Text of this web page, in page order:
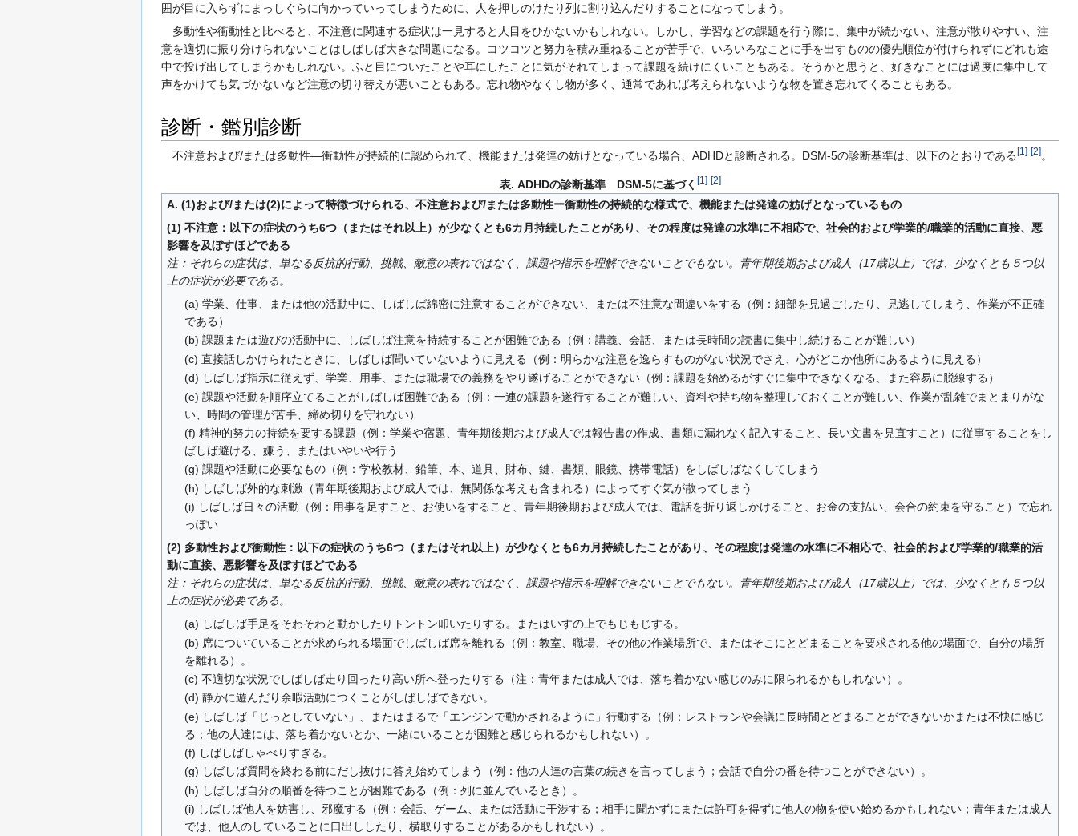
囲が目に入らずにまっしぐらに向かっていってしまうために、人を押しのけたり列に割り込んだりすることになってしまう。
多動性や衝動性と比べると、不注意に関連する症状は一見すると人目をひかないかもしれない。しかし、学習などの課題を行う際に、集中が続かない、注意が散りやすい、注
意を適切に振り分けられないことはしばしば大きな問題になる。コツコツと努力を積み重ねることが苦手で、いろいろなことに手を出すものの優先順位が付けられずにどれも途
中で投げ出してしまうかもしれない。ふと目についたことや耳にしたことに気がそれてしまって課題を続けにくいこともある。そうかと思うと、好きなことには過度に集中して
声をかけても気づかないなど注意の切り替えが悪いこともある。忘れ物やなくし物が多く、通常であれば考えられないような物を置き忘れてくることもある。
診断・鑑別診断
不注意および/または多動性―衝動性が持続的に認められて、機能または発達の妨げとなっている場合、ADHDと診断される。DSM-5の診断基準は、以下のとおりである [1 ] [2] 。
表. ADHDの診断基準 DSM-5に基づく [1 ] [2]
A. (1)および/または(2)によって特徴づけられる、不注意および/または多動性ー衝動性の持続的な様式で、機能または発達の妨げとなっているもの
(1) 不注意：以下の症状のうち6つ（またはそれ以上）が少なくとも6カ月持続したことがあり、その程度は発達の水準に不相応で、社会的および学業的/職業的活動に直接、悪
影響を及ぼすほどである
注：それらの症状は、単なる反抗的行動、挑戦、敵意の表れではなく、課題や指示を理解できないことでもない。青年期後期および成人（17歳以上）では、少なくとも５つ以
上の症状が必要である。
(a) 学業、仕事、または他の活動中に、しばしば綿密に注意することができない、または不注意な間違いをする（例：細部を見過ごしたり、見逃してしまう、作業が不正確
である）
(b) 課題または遊びの活動中に、しばしば注意を持続することが困難である（例：講義、会話、または長時間の読書に集中し続けることが難しい）
(c) 直接話しかけられたときに、しばしば聞いていないように見える（例：明らかな注意を逸らすものがない状況でさえ、心がどこか他所にあるように見える）
(d) しばしば指示に従えず、学業、用事、または職場での義務をやり遂げることができない（例：課題を始めるがすぐに集中できなくなる、また容易に脱線する）
(e) 課題や活動を順序立てることがしばしば困難である（例：一連の課題を遂行することが難しい、資料や持ち物を整理しておくことが難しい、作業が乱雑でまとまりがな
い、時間の管理が苦手、締め切りを守れない）
(f) 精神的努力の持続を要する課題（例：学業や宿題、青年期後期および成人では報告書の作成、書類に漏れなく記入すること、長い文書を見直すこと）に従事することをし
ばしば避ける、嫌う、またはいやいや行う
(g) 課題や活動に必要なもの（例：学校教材、鉛筆、本、道具、財布、鍵、書類、眼鏡、携帯電話）をしばしばなくしてしまう
(h) しばしば外的な刺激（青年期後期および成人では、無関係な考えも含まれる）によってすぐ気が散ってしまう
(i) しばしば日々の活動（例：用事を足すこと、お使いをすること、青年期後期および成人では、電話を折り返しかけること、お金の支払い、会合の約束を守ること）で忘れ
っぽい
(2) 多動性および衝動性：以下の症状のうち6つ（またはそれ以上）が少なくとも6カ月持続したことがあり、その程度は発達の水準に不相応で、社会的および学業的/職業的活
動に直接、悪影響を及ぼすほどである
注：それらの症状は、単なる反抗的行動、挑戦、敵意の表れではなく、課題や指示を理解できないことでもない。青年期後期および成人（17歳以上）では、少なくとも５つ以
上の症状が必要である。
(a) しばしば手足をそわそわと動かしたりトントン叩いたりする。またはいすの上でもじもじする。
(b) 席についていることが求められる場面でしばしば席を離れる（例：教室、職場、その他の作業場所で、またはそこにとどまることを要求される他の場面で、自分の場所
を離れる）。
(c) 不適切な状況でしばしば走り回ったり高い所へ登ったりする（注：青年または成人では、落ち着かない感じのみに限られるかもしれない）。
(d) 静かに遊んだり余暇活動につくことがしばしばできない。
(e) しばしば「じっとしていない」、またはまるで「エンジンで動かされるように」行動する（例：レストランや会議に長時間とどまることができないかまたは不快に感じ
る；他の人達には、落ち着かないとか、一緒にいることが困難と感じられるかもしれない）。
(f) しばしばしゃべりすぎる。
(g) しばしば質問を終わる前にだし抜けに答え始めてしまう（例：他の人達の言葉の続きを言ってしまう；会話で自分の番を待つことができない）。
(h) しばしば自分の順番を待つことが困難である（例：列に並んでいるとき）。
(i) しばしば他人を妨害し、邪魔する（例：会話、ゲーム、または活動に干渉する；相手に聞かずにまたは許可を得ずに他人の物を使い始めるかもしれない；青年または成人
では、他人のしていることに口出ししたり、横取りすることがあるかもしれない）。